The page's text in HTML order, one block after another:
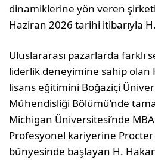
dinamiklerine yön veren
Haziran 2026 tarihi itibarıyla
Uluslararası pazarlarda farklı
liderlik deneyimine sahip olan
lisans eğitimini Boğaziçi
Mühendisliği Bölümü’nde
Michigan Üniversitesi’nde
Profesyonel kariyerine Procter
bünyesinde başlayan H.